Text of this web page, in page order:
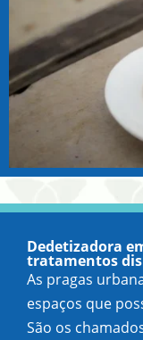
Dedetizadora
tratamentos
As pragas
espaços que
São os